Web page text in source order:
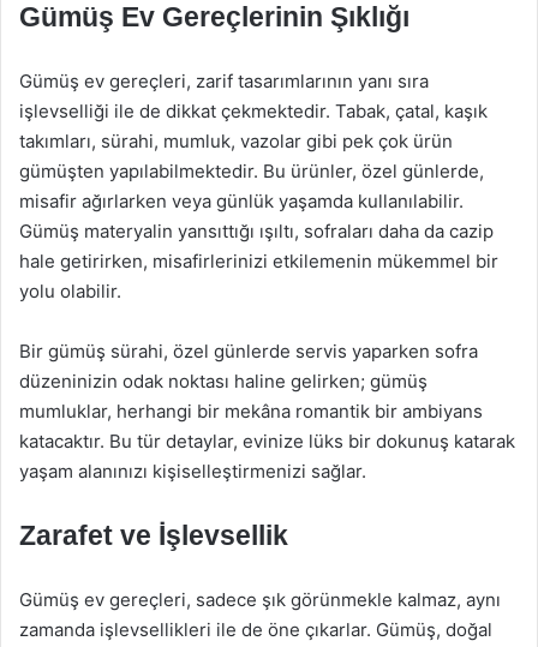
Gümüş Ev Gereçlerinin Şıklığı
Gümüş ev gereçleri, zarif tasarımlarının yanı sıra
işlevselliği ile de dikkat çekmektedir. Tabak, çatal, kaşık
takımları, sürahi, mumluk, vazolar gibi pek çok ürün
gümüşten yapılabilmektedir. Bu ürünler, özel günlerde,
misafir ağırlarken veya günlük yaşamda kullanılabilir.
Gümüş materyalin yansıttığı ışıltı, sofraları daha da cazip
hale getirirken, misafirlerinizi etkilemenin mükemmel bir
yolu olabilir.
Bir gümüş sürahi, özel günlerde servis yaparken sofra
düzeninizin odak noktası haline gelirken; gümüş
mumluklar, herhangi bir mekâna romantik bir ambiyans
katacaktır. Bu tür detaylar, evinize lüks bir dokunuş katarak
yaşam alanınızı kişiselleştirmenizi sağlar.
Zarafet ve İşlevsellik
Gümüş ev gereçleri, sadece şık görünmekle kalmaz, aynı
zamanda işlevsellikleri ile de öne çıkarlar. Gümüş, doğal